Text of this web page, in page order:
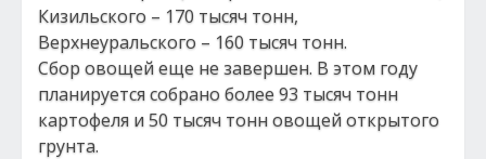
Кизильского – 170 тысяч тонн,
Верхнеуральского – 160 тысяч тонн.
Сбор овощей еще не завершен. В этом году
планируется собрано более 93 тысяч тонн
картофеля и 50 тысяч тонн овощей открытого
грунта.